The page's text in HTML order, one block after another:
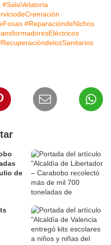
#SalaVelatoria
#ReparacióndeNichos
de